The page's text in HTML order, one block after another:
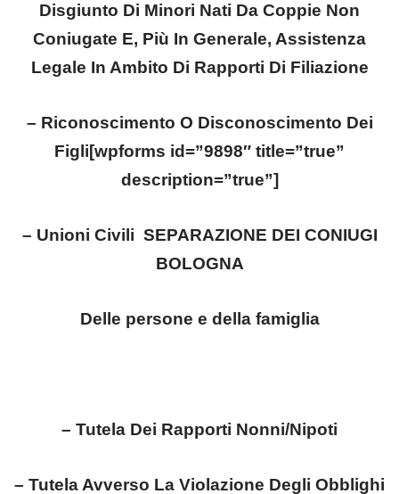
Disgiunto Di Minori Nati Da Coppie Non
Coniugate E, Più In Generale, Assistenza
Legale In Ambito Di Rapporti Di Filiazione
– Riconoscimento O Disconoscimento Dei
Figli[wpforms id=”9898″ title=”true”
description=”true”]
– Unioni Civili SEPARAZIONE DEI CONIUGI
BOLOGNA
Delle persone e della famiglia
– Tutela Dei Rapporti Nonni/Nipoti
– Tutela Avverso La Violazione Degli Obblighi